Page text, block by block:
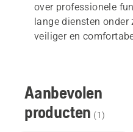
over professionele
lange diensten
veiliger en
Aanbevolen
producten (1)